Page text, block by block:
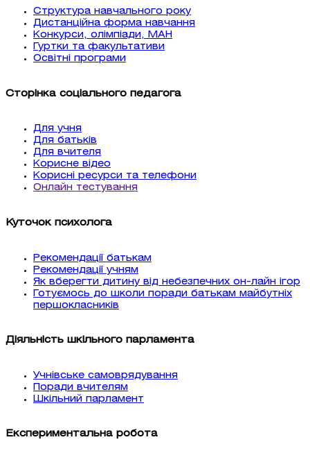
Структура навчального року
Дистанційна форма навчання
Конкурси, олімпіади, МАН
Гуртки та факультативи
Освітні програми
Сторінка соціального педагога
Для учня
Для батьків
Для вчителя
Корисне відео
Корисні ресурси та телефони
Онлайн тестування
Куточок психолога
Рекомендації батькам
Рекомендації учням
Як вберегти дитину від небезпечних он-лайн ігор
Готуємось до школи поради батькам майбутніх
першокласників
Діяльність шкільного парламента
Учнівське самоврядування
Поради вчителям
Шкільний парламент
Експериментальна робота